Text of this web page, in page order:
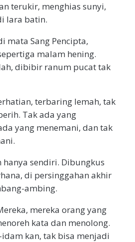
terukir, menghias sunyi,
lara batin.
mata Sang Pencipta,
malam hening.
dibibir ranum pucat tak
terbaring lemah, tak
Tak ada yang
yang menemani, dan tak
hanya sendiri. Dibungkus
di persinggahan akhir
ambing.
mereka orang yang
kata dan menolong.
kan, tak bisa menjadi